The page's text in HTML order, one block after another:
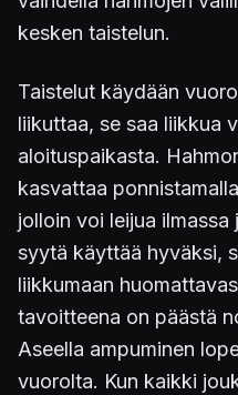
kesken taistelun.
Taistelut käydään
liikuttaa, se saa liikkua
aloituspaikasta.
kasvattaa
jolloin voi leijua
syytä käyttää hyväksi,
liikkumaan
tavoitteena on päästä
Aseella ampuminen
vuorolta. Kun kaikki